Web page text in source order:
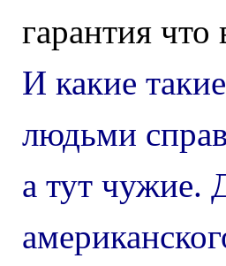
гарантия что
И какие
людьми
а тут чужие.